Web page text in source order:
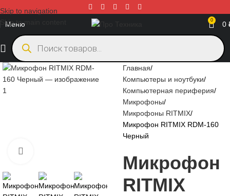
Skip to navigation
Skip to main content
Меню 0 0
Главная
Компьютеры и ноутбуки
Компьютерная периферия
Микрофоны
Микрофоны RITMIX
Микрофон RITMIX RDM-160
Черный
Микрофон
RITMIX